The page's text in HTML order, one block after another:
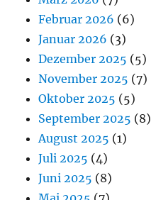
Februar 2026 (6)
Januar 2026 (3)
Dezember 2025 (5)
November 2025 (7)
Oktober 2025 (5)
September 2025 (8)
August 2025 (1)
Juli 2025 (4)
Juni 2025 (8)